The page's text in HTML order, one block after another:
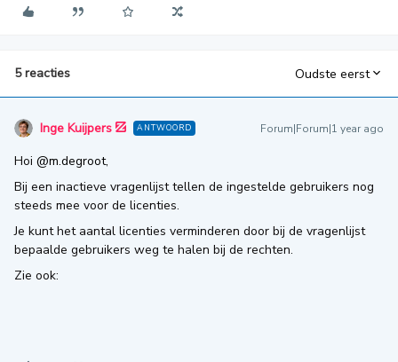
5 reacties Oudste eerst
Inge Kuijpers ANTWOORD Forum|Forum|1 year ago
Hoi ​ @m.degroot,
Bij een inactieve vragenlijst tellen de ingestelde gebruikers nog
steeds mee voor de licenties.
Je kunt het aantal licenties verminderen door bij de vragenlijst
bepaalde gebruikers weg te halen bij de rechten.
Zie ook: